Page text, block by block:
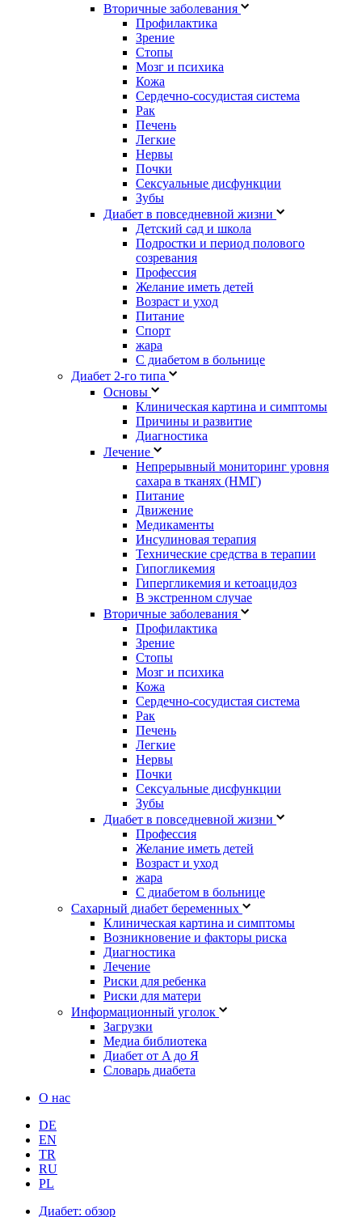
Вторичные заболевания
Профилактика
Зрение
Стопы
Мозг и психика
Кожа
Сердечно-сосудистая система
Рак
Печень
Легкие
Нервы
Почки
Сексуальные дисфункции
Зубы
Диабет в повседневной жизни
Детский сад и школа
Подростки и период полового
созревания
Профессия
Желание иметь детей
Возраст и уход
Питание
Спорт
жара
С диабетом в больнице
Диабет 2-го типа
Основы
Клиническая картина и симптомы
Причины и развитие
Диагностика
Лечение
Непрерывный мониторинг уровня
сахара в тканях (НМГ)
Питание
Движение
Медикаменты
Инсулиновая терапия
Технические средства в терапии
Гипогликемия
Гипергликемия и кетоацидоз
В экстренном случае
Вторичные заболевания
Профилактика
Зрение
Стопы
Мозг и психика
Кожа
Сердечно-сосудистая система
Рак
Печень
Легкие
Нервы
Почки
Сексуальные дисфункции
Зубы
Диабет в повседневной жизни
Профессия
Желание иметь детей
Возраст и уход
жара
С диабетом в больнице
Сахарный диабет беременных
Клиническая картина и симптомы
Возникновение и факторы риска
Диагностика
Лечение
Риски для ребенка
Риски для матери
Информационный уголок
Загрузки
Медиа библиотека
Диабет от A до Я
Словарь диабета
О нас
DE
EN
TR
RU
PL
Диабет: обзор